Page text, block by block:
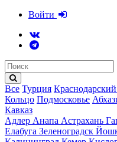
Войти
Все Турция
Кольцо Подмосковье
Кавказ
Адлер Анапа Астрахань
Елабуга Зеленоградск